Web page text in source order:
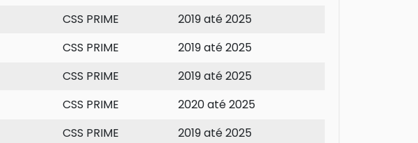
CSS PRIME
2019 até 2025
CSS PRIME
2019 até 2025
CSS PRIME
2019 até 2025
CSS PRIME
2020 até 2025
CSS PRIME
2019 até 2025